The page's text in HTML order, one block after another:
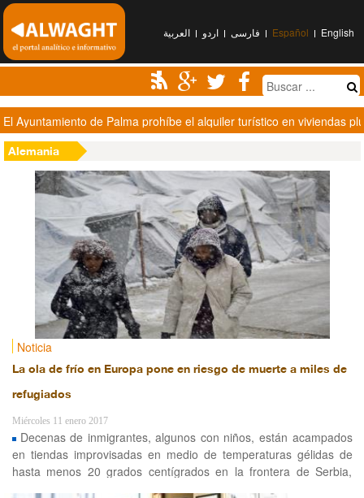
العربیة اردو فارسی Español English
Al-Houthi: EEUU y Arabia Saudí son responsables de la muerte de
Alemania
Noticia
La ola de frío en Europa pone en riesgo de muerte a miles de
refugiados
Miércoles 11 enero 2017
Decenas de inmigrantes, algunos con niños, están acampados
en tiendas improvisadas en medio de temperaturas gélidas de
hasta menos 20 grados centígrados en la frontera de Serbia,